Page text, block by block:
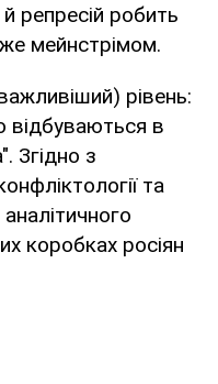
репресій робить
мейнстрімом.
рівень:
відбуваються в
Згідно з
та
аналітичного
коробках росіян